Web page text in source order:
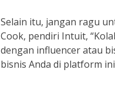
Selain itu, jangan ragu
Cook, pendiri Intuit,
dengan influencer atau
bisnis Anda di platform